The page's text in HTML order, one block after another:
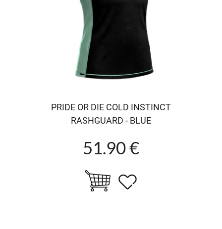
PRIDE OR DIE COLD INSTINCT
RASHGUARD - BLUE
51.90 €